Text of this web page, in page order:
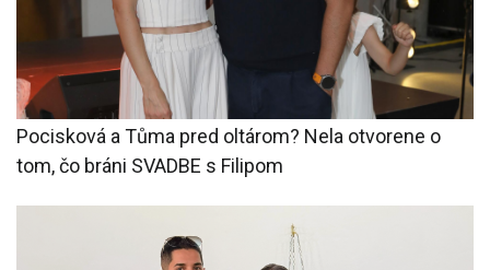
Pocisková a Tůma pred oltárom? Nela otvorene o
tom, čo bráni SVADBE s Filipom